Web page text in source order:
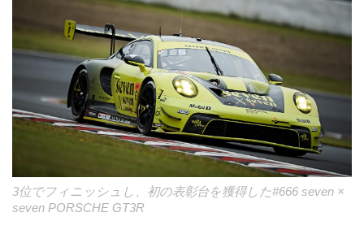
3位でフィニッシュし、初の表彰台を獲得した#666 seven ×
seven PORSCHE GT3R